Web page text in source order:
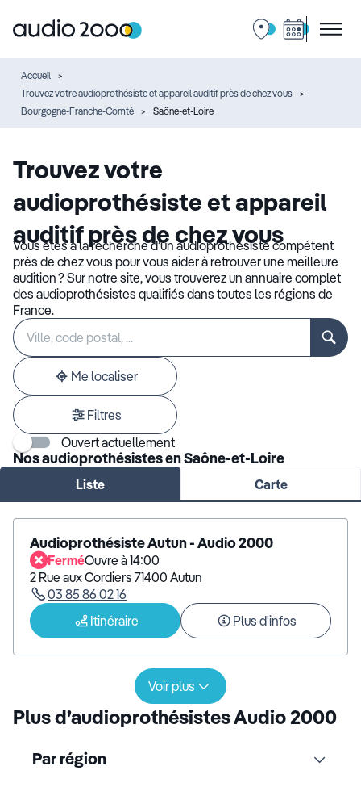
Accueil
Trouvez votre audioprothésiste et appareil auditif près de chez vous
Bourgogne-Franche-Comté
Saône-et-Loire
Trouvez votre
audioprothésiste et appareil
auditif près de chez vous
Vous êtes à la recherche d’un audioprothésiste compétent
près de chez vous pour vous aider à retrouver une meilleure
audition ? Sur notre site, vous trouverez un annuaire complet
des audioprothésistes qualifiés dans toutes les régions de
France.
Rechercher
établissement
Veuillez
renseigner
une
adresse
Me localiser
Filtres
Ouvert actuellement
Nos audioprothésistes en Saône-et-Loire
Liste Carte
Audioprothésiste Autun - Audio 2000
FerméOuvre à 14:00
2 Rue aux Cordiers 71400 Autun
03 85 86 02 16
Itinéraire
Plus d'infos
Voir plus
Plus d’audioprothésistes Audio 2000
Par région